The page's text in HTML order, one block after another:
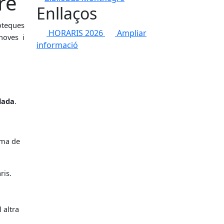
i
.
de
altra
Enllaços
HORARIS 2026
Ampliar
informació